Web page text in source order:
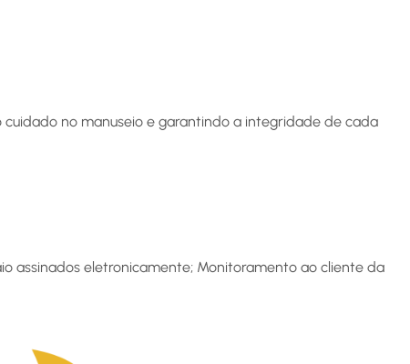
no manuseio e garantindo a integridade de cada
assinados eletronicamente; Monitoramento ao cliente da